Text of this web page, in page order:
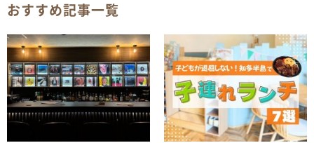
おすすめ記事一覧